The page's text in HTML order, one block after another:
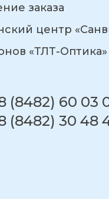
заказа
центр
«ТЛТ-Оптика»
(8482) 60 03
(8482) 30 48